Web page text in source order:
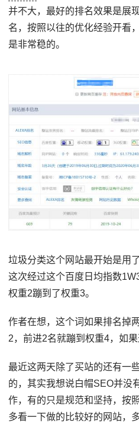
并不大，最好的排名效果是展
名，按照以往的优化经验开看
是非常稳的。
垃圾分类这个网站最开始是用
这次经过这个百度日均指数
权重2蹦到了权重3。
作者在想，这个词如果排名掉
2，前进2名就蹦到权重4，如果
最近这两天除了买站的还有一
的，其实我想说白帽SEO并没
作，有的只是规范和坚持，按
多看一下做的比较好的网站，